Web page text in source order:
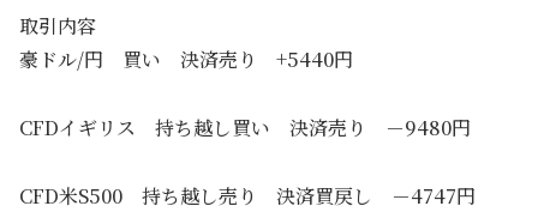
取引内容
豪ドル/円 買い 決済売り +5440円
CFDイギリス 持ち越し買い 決済売り －9480円
CFD米S500 持ち越し売り 決済買戻し －4747円